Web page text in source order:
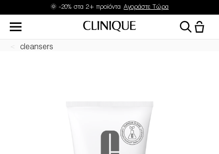
🌞 -20% στα 2+ προϊόντα Αγοράστε Τώρα
cleansers